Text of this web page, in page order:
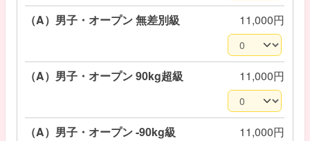
（A）男子・オープン 無差別級 11,000円
（A）男子・オープン 90kg超級 11,000円
（A）男子・オープン -90kg級 11,000円